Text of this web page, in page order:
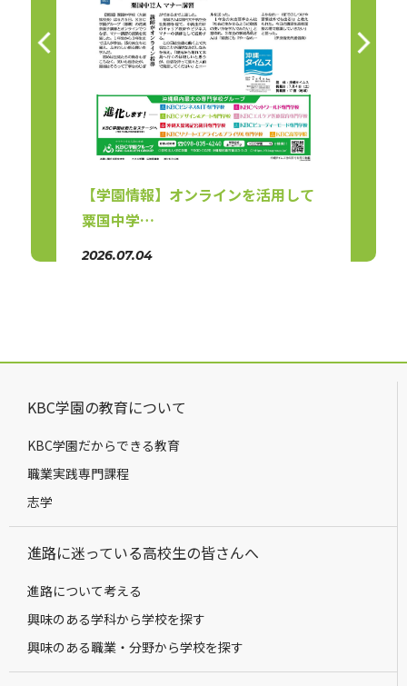
【学園情報】オンラインを活用して
粟国中学…
2026.07.04
KBC学園の教育について
KBC学園だからできる教育
職業実践専門課程
志学
進路に迷っている高校生の皆さんへ
進路について考える
興味のある学科から学校を探す
興味のある職業・分野から学校を探す